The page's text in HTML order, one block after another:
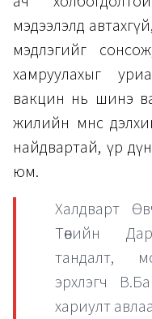
мэдээлэлд
мэдлэгийг
хамруулахыг
вакцин нь шинэ
жилийн өмнөөс
найдвартай, үр
юм.
Халдварт
Төвийн
тандалт,
эрхлэгч
хариулт